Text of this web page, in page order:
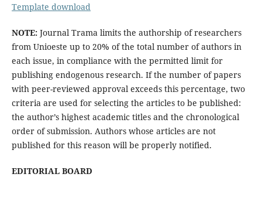
Template download
NOTE: Journal Trama limits the authorship of researchers
from Unioeste up to 20% of the total number of authors in
each issue, in compliance with the permitted limit for
publishing endogenous research. If the number of papers
with peer-reviewed approval exceeds this percentage, two
criteria are used for selecting the articles to be published:
the author’s highest academic titles and the chronological
order of submission. Authors whose articles are not
published for this reason will be properly notified.
EDITORIAL BOARD